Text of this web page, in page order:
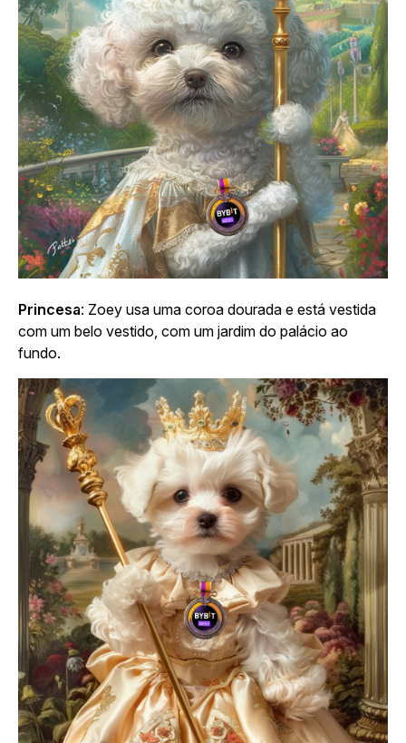
Princesa: Zoey usa uma coroa dourada e está vestida
com um belo vestido, com um jardim do palácio ao
fundo.